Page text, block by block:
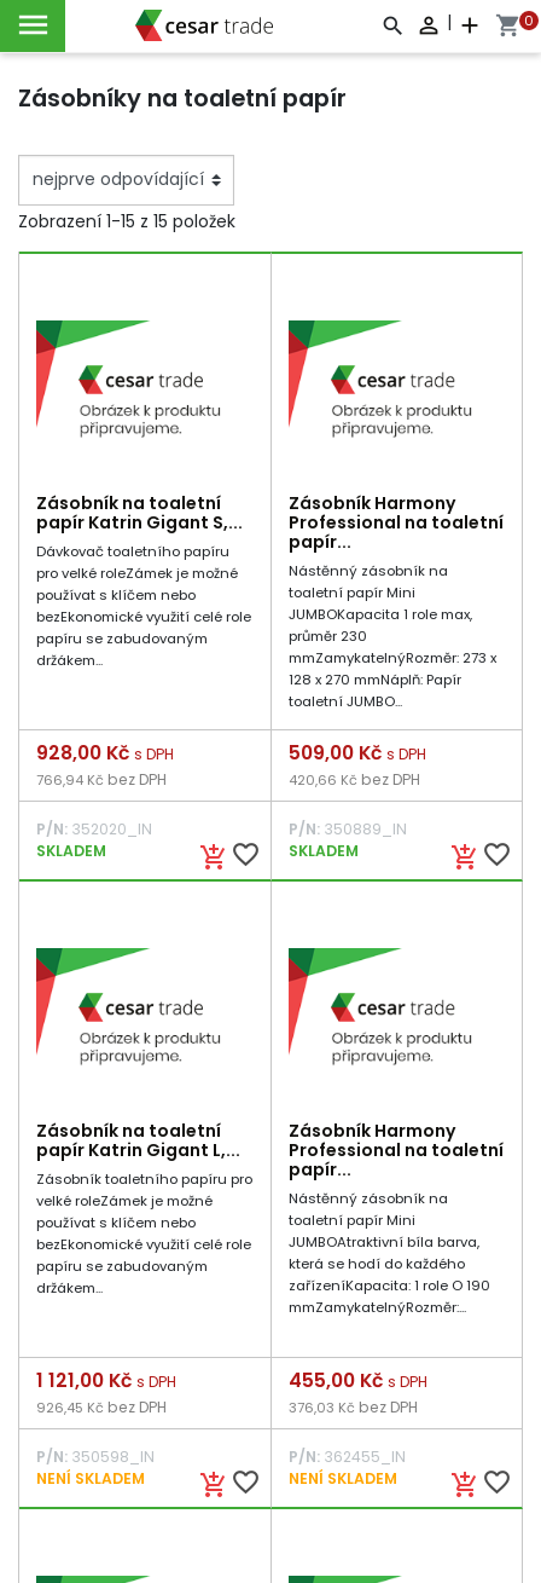
   | add shopping_cart0
Zásobníky na toaletní papír
Zobrazení 1-15 z 15 položek
Zásobník na toaletní
papír Katrin Gigant S,...
Dávkovač toaletního papíru
pro velké roleZámek je možné
používat s klíčem nebo
bezEkonomické využití celé role
papíru se zabudovaným
držákem...
add_shopping_cart favorite_border
Cena
928,00 Kč s DPH
766,94 Kč bez DPH
P/N: 352020_IN
SKLADEM
Zásobník Harmony
Professional na toaletní
papír...
Nástěnný zásobník na
toaletní papír Mini
JUMBOKapacita 1 role max,
průměr 230
mmZamykatelnýRozměr: 273 x
128 x 270 mmNáplň: Papír
toaletní JUMBO...
add_shopping_cart favorite_border
Cena
509,00 Kč s DPH
420,66 Kč bez DPH
P/N:350889_IN
SKLADEM
Zásobník na toaletní
papír Katrin Gigant L,...
Zásobník toaletního papíru pro
velké roleZámek je možné
používat s klíčem nebo
bezEkonomické využití celé role
papíru se zabudovaným
držákem...
add_shopping_cart favorite_border
Cena
1 121,00 Kč s DPH
926,45 Kč bez DPH
P/N: 350598_IN
NENÍ SKLADEM
Zásobník Harmony
Professional na toaletní
papír...
Nástěnný zásobník na
toaletní papír Mini
JUMBOAtraktivní bíla barva,
která se hodí do každého
zařízeníKapacita: 1 role O 190
mmZamykatelnýRozměr:...
add_shopping_cart favorite_border
Cena
455,00 Kč s DPH
376,03 Kč bez DPH
P/N:362455_IN
NENÍ SKLADEM